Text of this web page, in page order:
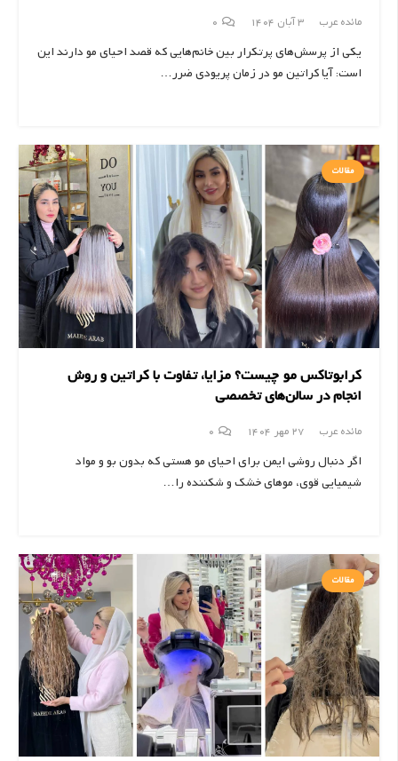
مائده عرب 3 آبان 1404 0
یکی از پرسش‌های پرتکرار بین خانم‌هایی که قصد احیای مو دارند این
است: آیا کراتین مو در زمان پریودی ضرر…
مقالات
کرابوتاکس مو چیست؟ مزایا، تفاوت با کراتین و روش
انجام در سالن‌های تخصصی
مائده عرب 27 مهر 1404 0
اگر دنبال روشی ایمن برای احیای مو هستی که بدون بو و مواد
شیمیایی قوی، موهای خشک و شکننده را…
مقالات